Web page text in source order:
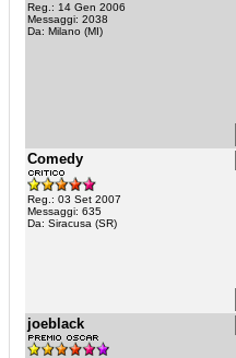
Reg.: 14 Gen 2006
Messaggi: 2038
Da: Milano (MI)
Comedy
Reg.: 03 Set 2007
Messaggi: 635
Da: Siracusa (SR)
joeblack